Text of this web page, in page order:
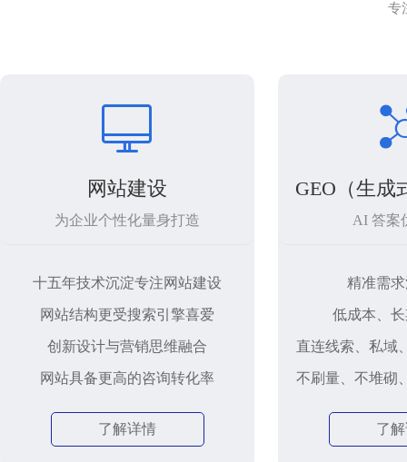
专

网站建设
为企业个性化量身打造
十五年技术沉淀专注网站建设
网站结构更受搜索引擎喜爱
创新设计与营销思维融合
网站具备更高的咨询转化率
了解详情
GEO（生成
AI 答案
精准需
低成本、
直连线索、私域
不刷量、不堆砌
了